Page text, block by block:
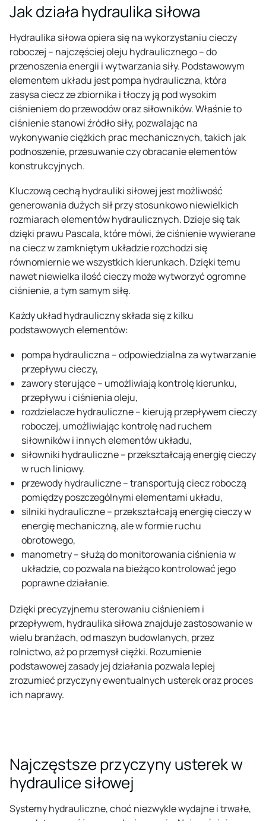
Jak działa hydraulika siłowa
Hydraulika siłowa opiera się na wykorzystaniu cieczy
roboczej – najczęściej oleju hydraulicznego – do
przenoszenia energii i wytwarzania siły. Podstawowym
elementem układu jest pompa hydrauliczna, która
zasysa ciecz ze zbiornika i tłoczy ją pod wysokim
ciśnieniem do przewodów oraz siłowników. Właśnie to
ciśnienie stanowi źródło siły, pozwalając na
wykonywanie ciężkich prac mechanicznych, takich jak
podnoszenie, przesuwanie czy obracanie elementów
konstrukcyjnych.
Kluczową cechą hydrauliki siłowej jest możliwość
generowania dużych sił przy stosunkowo niewielkich
rozmiarach elementów hydraulicznych. Dzieje się tak
dzięki prawu Pascala, które mówi, że ciśnienie wywierane
na ciecz w zamkniętym układzie rozchodzi się
równomiernie we wszystkich kierunkach. Dzięki temu
nawet niewielka ilość cieczy może wytworzyć ogromne
ciśnienie, a tym samym siłę.
Każdy układ hydrauliczny składa się z kilku
podstawowych elementów:
pompa hydrauliczna – odpowiedzialna za wytwarzanie
przepływu cieczy,
zawory sterujące – umożliwiają kontrolę kierunku,
przepływu i ciśnienia oleju,
rozdzielacze hydrauliczne – kierują przepływem cieczy
roboczej, umożliwiając kontrolę nad ruchem
siłowników i innych elementów układu,
siłowniki hydrauliczne – przekształcają energię cieczy
w ruch liniowy.
przewody hydrauliczne – transportują ciecz roboczą
pomiędzy poszczególnymi elementami układu,
silniki hydrauliczne – przekształcają energię cieczy w
energię mechaniczną, ale w formie ruchu
obrotowego,
manometry – służą do monitorowania ciśnienia w
układzie, co pozwala na bieżąco kontrolować jego
poprawne działanie.
Dzięki precyzyjnemu sterowaniu ciśnieniem i
przepływem, hydraulika siłowa znajduje zastosowanie w
wielu branżach, od maszyn budowlanych, przez
rolnictwo, aż po przemysł ciężki. Rozumienie
podstawowej zasady jej działania pozwala lepiej
zrozumieć przyczyny ewentualnych usterek oraz proces
ich naprawy.
Najczęstsze przyczyny usterek w
hydraulice siłowej
Systemy hydrauliczne, choć niezwykle wydajne i trwałe,